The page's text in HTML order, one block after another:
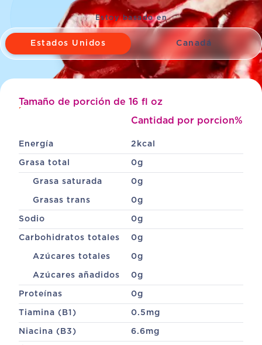
Estoy basado en
Estados Unidos Canadá
Desplazarse
Tamaño de porción de 16 fl oz
Cantidad por porcion%
Energía 2 kcal
Grasa total 0g
Grasa saturada 0g
Grasas trans 0g
Sodio 0g
Carbohidratos totales 0g
Azúcares totales 0g
Azúcares añadidos 0g
Proteínas 0g
Tiamina (B1) 0.5 mg
Niacina (B3) 6.6mg